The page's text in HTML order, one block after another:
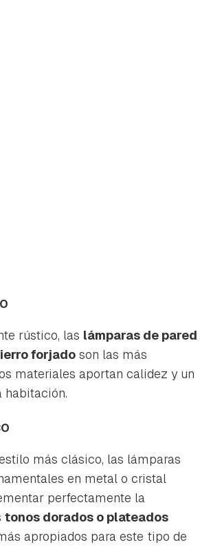
rústico, las lámparas de pared
forjado son las más
materiales aportan calidez y un
habitación.
más clásico, las lámparas
en metal o cristal
perfectamente la
tonos dorados o plateados
apropiados para este tipo de